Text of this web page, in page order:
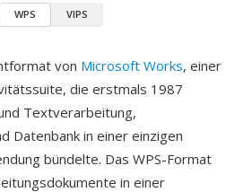
WPS VIPS
von Microsoft Works, einer
die erstmals 1987
Textverarbeitung,
Datenbank in einer einzigen
bündelte. Das WPS-Format
in einer